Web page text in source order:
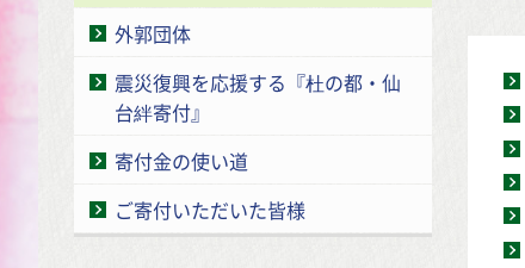
外郭団体
震災復興を応援する『杜の都・仙
台絆寄付』
寄付金の使い道
ご寄付いただいた皆様